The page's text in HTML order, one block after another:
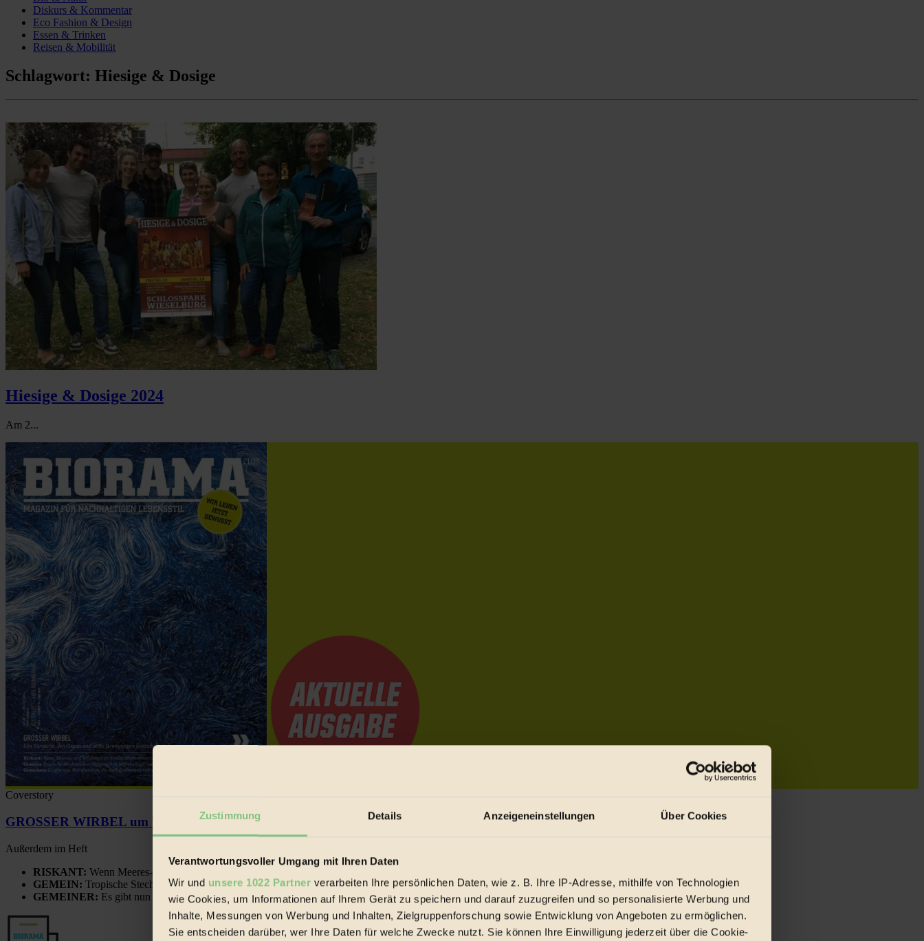
Zustimmung Details Anzeigeneinstellungen Über Cookies
Verantwortungsvoller Umgang mit Ihren Daten
Wir und unsere 1022 Partner verarbeiten Ihre persönlichen Daten, wie z. B. Ihre IP-Adresse, mithilfe von Technologien
wie Cookies, um Informationen auf Ihrem Gerät zu speichern und darauf zuzugreifen und so personalisierte Werbung und
Inhalte, Messungen von Werbung und Inhalten, Zielgruppenforschung sowie Entwicklung von Angeboten zu ermöglichen.
Sie entscheiden darüber, wer Ihre Daten für welche Zwecke nutzt. Sie können Ihre Einwilligung jederzeit über die Cookie-
Diskurs & Kommentar
Eco Fashion & Design
Essen & Trinken
Reisen & Mobilität
Schlagwort: Hiesige & Dosige
Hiesige & Dosige 2024
Am 2...
Coverstory
GROSSER WIRBEL um Versuche, den Ozean und seine Bewegungen festzuhalten.
Außerdem im Heft
RISKANT: Wenn Meeres- und Wildvögel im Freilandhühnerbetrieb vorbeischauen.
GEMEIN: Tropische Stechmücken fühlen sich in Mitteleuropa inziwschen oft zu Hause.
GEMEINER: Es gibt nun Weinflaschen, die nach Entleerung voll wieder zu dir zurückkommen.